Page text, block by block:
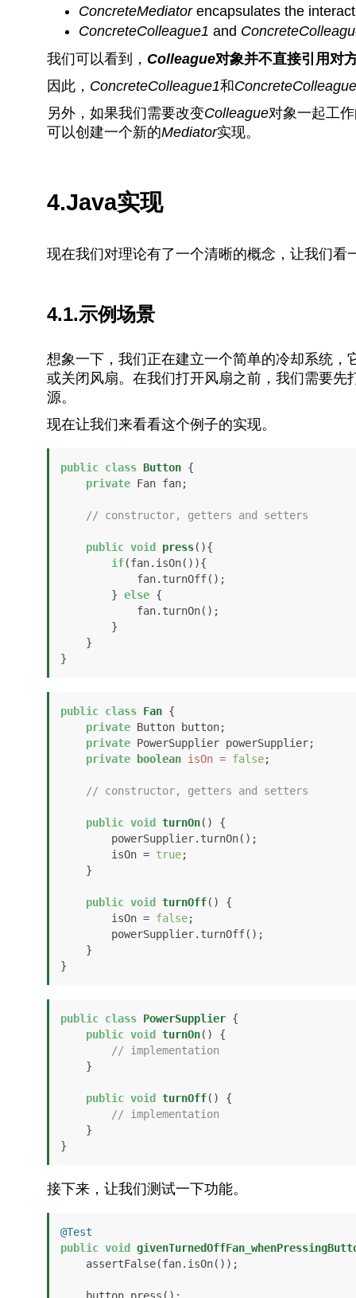
ConcreteMediatorencapsulates the
ConcreteColleague1 and
我们可以看到， Colleague对象并不直接引用对
因此， ConcreteColleague1和
另外，如果我们需要改变Colleague对象一起工
可以创建一个新的Mediator实现。
4.Java实现
现在我们对理论有了一个清晰的概念，让我们看
4.1.示例场景
想象一下，我们正在建立一个简单的冷却系统
或关闭风扇。在我们打开风扇之前，我们需要
源。
现在让我们来看看这个例子的实现。
public class Button {
private Fan fan;
// constructor, getters and setters
public void press(){
if(fan.isOn()){
        }
else {
}
public class Fan {
private Button button;
private PowerSupplier powerSupplier;
private
boolean isOn = false;
// constructor, getters and setters
public void turnOn()
{
        isOn =
true;
public void turnOff()
{
        isOn =
false;
}
public class PowerSupplier {
public void turnOn()
{
// implementation
public void turnOff()
{
// implementation
}
接下来，让我们测试一下功能。
@Test
public void